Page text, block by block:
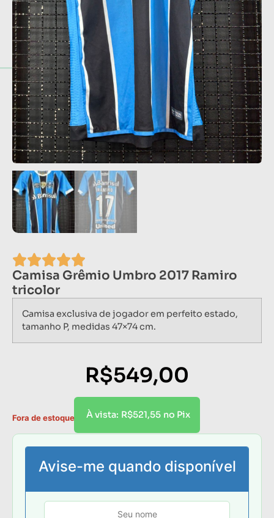
Camisa Grêmio Umbro 2017 Ramiro
tricolor
Camisa exclusiva de jogador em perfeito estado,
tamanho P, medidas 47×74 cm.
R$549,00
À vista: R$521,55 no Pix
Fora de estoque
Avise-me quando disponível